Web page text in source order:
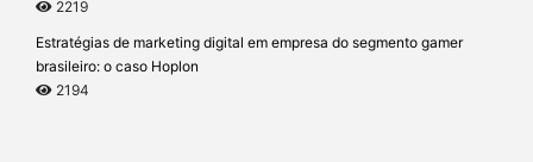
2219
Estratégias de marketing digital em empresa do segmento gamer
brasileiro: o caso Hoplon
2194